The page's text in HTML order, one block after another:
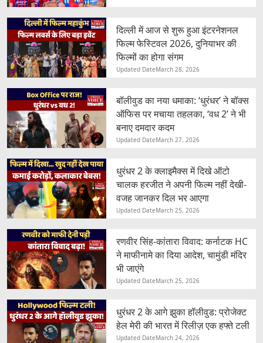
दिल्ली में आज से शुरू हुआ इंटरनेशनल
फिल्म फेस्टिवल 2026, दुनियाभर की
फिल्मों का होगा संगम
Updated DateMarch 28, 2026
बॉलीवुड का नया धमाका: ‘धुरंधर’ ने बॉक्स
ऑफिस पर मचाया तहलका, ‘वध 2’ ने भी
बनाए दमदार कदम
Updated DateMarch 27, 2026
धुरंधर 2 के क्लाइमैक्स में दिखे ऑटो
चालक हरजीत ने अपनी फिल्म नहीं देखी-
वजह जानकर दिल भर आएगा
Updated DateMarch 25, 2026
रणवीर सिंह-कांतारा विवाद: कर्नाटक HC
ने माफीनामे का दिया आदेश, चामुंडी मंदिर
भी जाएंगे
Updated DateMarch 25, 2026
धुरंधर 2 के आगे झुका हॉलीवुड: प्रोजेक्ट
हेल मेरी की भारत में रिलीज़ एक हफ्ते टली
Updated DateMarch 24, 2026